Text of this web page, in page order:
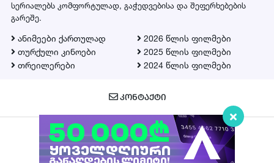
სერიალებს კომფორტულად, გაჭედვებისა და შეფერხებების
გარეშე.
ანიმეები ქართულად
თურქული კინოები
თრეილერები
2026 წლის ფილმები
2025 წლის ფილმები
2024 წლის ფილმები
ᲙᲝᲜᲢᲐᲥᲢᲘ
Qartulad.in © 2026